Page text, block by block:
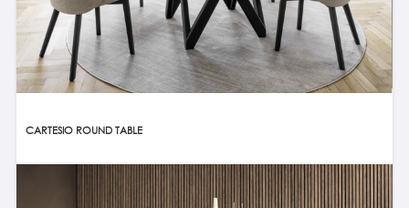
CARTESIO ROUND TABLE